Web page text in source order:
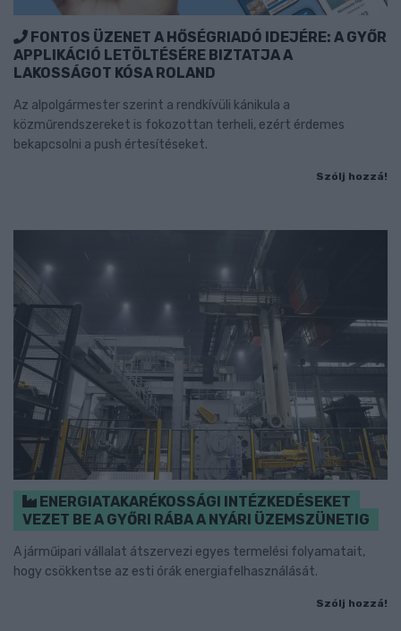
FONTOS ÜZENET A HŐSÉGRIADÓ IDEJÉRE: A GYŐR
APPLIKÁCIÓ LETÖLTÉSÉRE BIZTATJA A
LAKOSSÁGOT KÓSA ROLAND
Az alpolgármester szerint a rendkívüli kánikula a
közműrendszereket is fokozottan terheli, ezért érdemes
bekapcsolni a push értesítéseket.
Szólj hozzá!
ENERGIATAKARÉKOSSÁGI INTÉZKEDÉSEKET
VEZET BE A GYŐRI RÁBA A NYÁRI ÜZEMSZÜNETIG
A járműipari vállalat átszervezi egyes termelési folyamatait,
hogy csökkentse az esti órák energiafelhasználását.
Szólj hozzá!